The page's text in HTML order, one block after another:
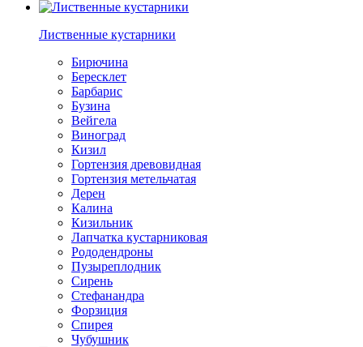
Лиственные кустарники
Бирючина
Бересклет
Барбарис
Бузина
Вейгела
Виноград
Кизил
Гортензия древовидная
Гортензия метельчатая
Дерен
Калина
Кизильник
Лапчатка кустарниковая
Рододендроны
Пузыреплодник
Сирень
Стефанандра
Форзиция
Спирея
Чубушник